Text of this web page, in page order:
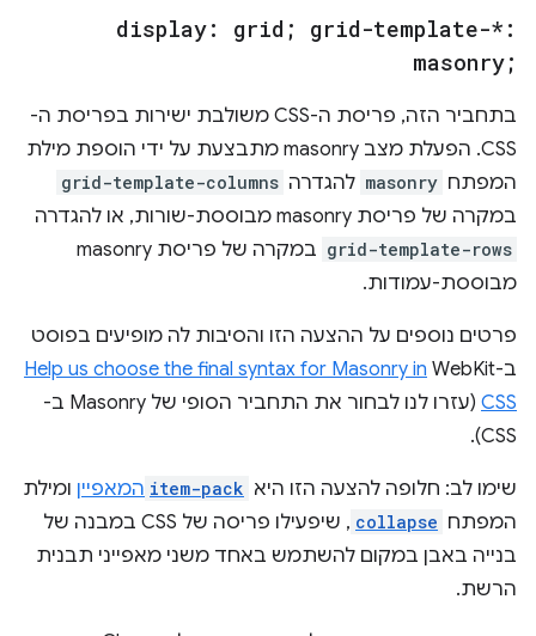
display: grid; grid-template-*:
masonry;
בתחביר הזה, פריסת ה-CSS משולבת ישירות בפריסת ה-
CSS. הפעלת מצב masonry מתבצעת על ידי הוספת מילת
המפתח masonry להגדרה grid-template-columns
במקרה של פריסת masonry מבוססת-שורות, או להגדרה
grid-template-rows
במקרה של פריסת masonry
מבוססת-עמודות.
פרטים נוספים על ההצעה הזו והסיבות לה מופיעים בפוסט
ב-WebKit‏
Help us choose the final syntax for Masonry in
CSS
(עזרו לנו לבחור את התחביר הסופי של Masonry ב-
CSS).
שימו לב: חלופה להצעה הזו היא item-pack המאפיין ומילת
המפתח collapse
, שיפעילו פריסה של CSS במבנה של
בנייה באבן במקום להשתמש באחד משני מאפייני תבנית
הרשת.